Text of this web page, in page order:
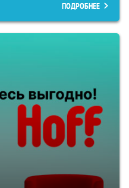
ПОДРОБНЕЕ